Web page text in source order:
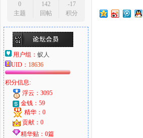
爱
0
主题
142
回帖
-17
积分
用户组： 蚁人
UID： 18636
积分信息:
浮云：3095
金钱：59
精华：0
贡献：0
精华贴：0篇